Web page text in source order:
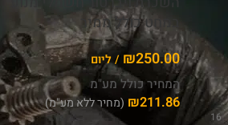
16
במחט כולל ממיר
₪250.00 / ליום
המחיר כולל מע"מ
₪211.86 (מחיר ללא מע"מ)